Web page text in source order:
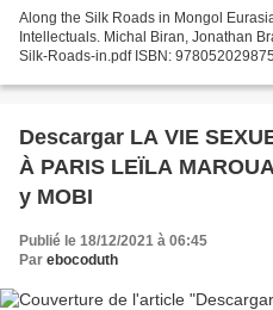
Along the Silk Roads in Mongol
Intellectuals. Michal Biran, Jonathan
Silk-Roads-in.pdf ISBN:
Descargar LA VIE
À PARIS LEÏLA
y MOBI
Publié le 18/12/2021 à 06:45
Par ebocoduth